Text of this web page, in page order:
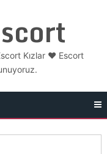
Kızlar ❤️ Escort